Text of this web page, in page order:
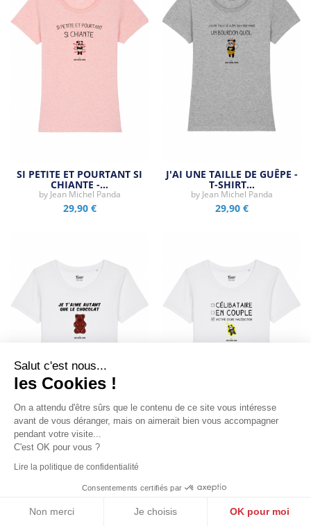
SI PETITE ET POURTANT SI
CHIANTE -…
by Jean Michel Panda
29,90 €
J'AI UNE TAILLE DE GUÊPE -
T-SHIRT…
by Jean Michel Panda
29,90 €
JE T'AIME AUTANT QUE LE
CHOCOLAT -…
byJean Michel Panda
29,90 € 29,90 €
Salut c'est nous...
les Cookies !
On a attendu d'être sûrs que le contenu de ce site vous intéresse
avant de vous déranger, mais on aimerait bien vous accompagner
pendant votre visite...
C'est OK pour vous ?
Lire la politique de confidentialité
Consentements certifiés par
Non merci Je choisis OK pour moi